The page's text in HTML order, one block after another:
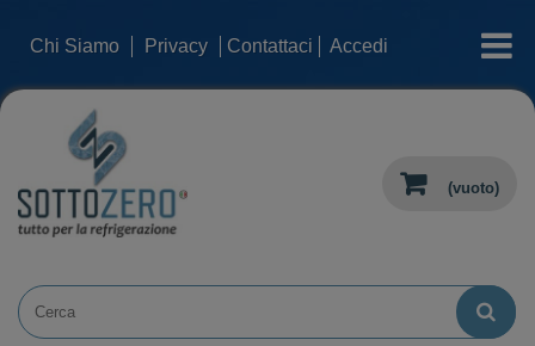
Chi Siamo Privacy Contattaci Accedi categorie
(vuoto)